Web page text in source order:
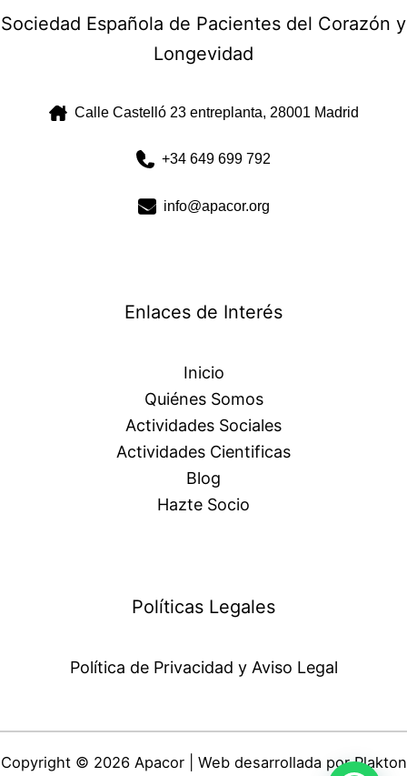
Sociedad Española de Pacientes del Corazón y
Longevidad
Calle Castelló 23 entreplanta, 28001 Madrid
+34 649 699 792
info@apacor.org
Enlaces de Interés
Inicio
Quiénes Somos
Actividades Sociales
Actividades Cientificas
Blog
Hazte Socio
Políticas Legales
Política de Privacidad y Aviso Legal
Copyright © 2026 Apacor | Web desarrollada porPlakton